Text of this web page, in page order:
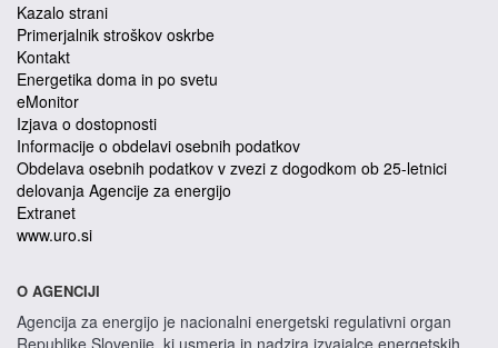
Kazalo strani
Primerjalnik stroškov oskrbe
Kontakt
Energetika doma in po svetu
eMonitor
Izjava o dostopnosti
Informacije o obdelavi osebnih podatkov
Obdelava osebnih podatkov v zvezi z dogodkom ob 25-letnici
delovanja Agencije za energijo
Extranet
www.uro.si
O AGENCIJI
Agencija za energijo je nacionalni energetski regulativni organ
Republike Slovenije, ki usmerja in nadzira izvajalce energetskih